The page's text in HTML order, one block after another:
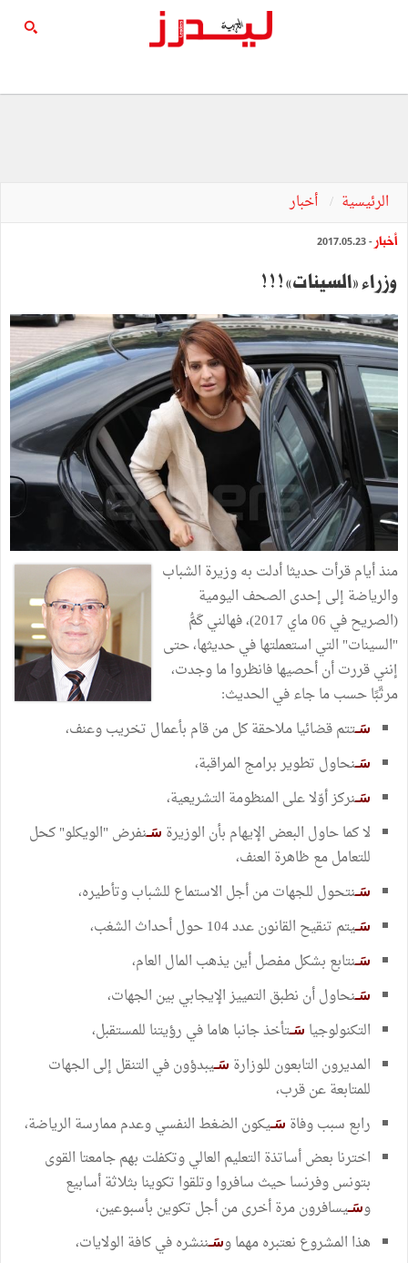
الرئيسية أخبار
أخبار - 2017.05.23
وزراء »السينات« ! ! !
منذ أيام قرأت حديثا أدلت به وزيرة الشباب
والرياضة إلى إحدى الصحف اليومية
(الصريح في 06 ماي 2017)، فهالني كَمُّ
"السينات" التي استعملتها في حديثها، حتى
إنني قررت أن أحصيها فانظروا ما وجدت،
مرتَّبًا حسب ما جاء في الحديث:
سَـتتم قضائيا ملاحقة كل من قام بأعمال تخريب وعنف،
سَـنحاول تطوير برامج المراقبة،
سَـنركز أوّلا على المنظومة التشريعية،
لا كما حاول البعض الإيهام بأن الوزيرة سَـنفرض "الويكلو" كحل
للتعامل مع ظاهرة العنف،
سَـنتحول للجهات من أجل الاستماع للشباب وتأطيره،
سَـيتم تنقيح القانون عدد 104 حول أحداث الشغب،
سَـنتابع بشكل مفصل أين يذهب المال العام،
سَـنحاول أن نطبق التمييز الإيجابي بين الجهات،
التكنولوجيا سَـتأخذ جانبا هاما في رؤيتنا للمستقبل،
المديرون التابعون للوزارة سَـيبدؤون في التنقل إلى الجهات
للمتابعة عن قرب،
رابع سبب وفاة سَـيكون الضغط النفسي وعدم ممارسة الرياضة،
اخترنا بعض أساتذة التعليم العالي وتكفلت بهم جامعتا القوى
بتونس وفرنسا حيث سافروا وتلقوا تكوينا بثلاثة أسابيع
وسَـيسافرون مرة أخرى من أجل تكوين بأسبوعين،
هذا المشروع نعتبره مهما وسَـننشره في كافة الولايات،